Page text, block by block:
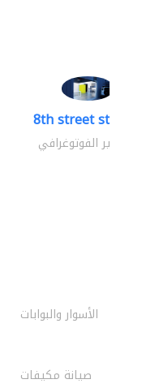
8th street studios
التصوير الفوتوغرافي
الأسوار والبوابات
صيانة مكيفات